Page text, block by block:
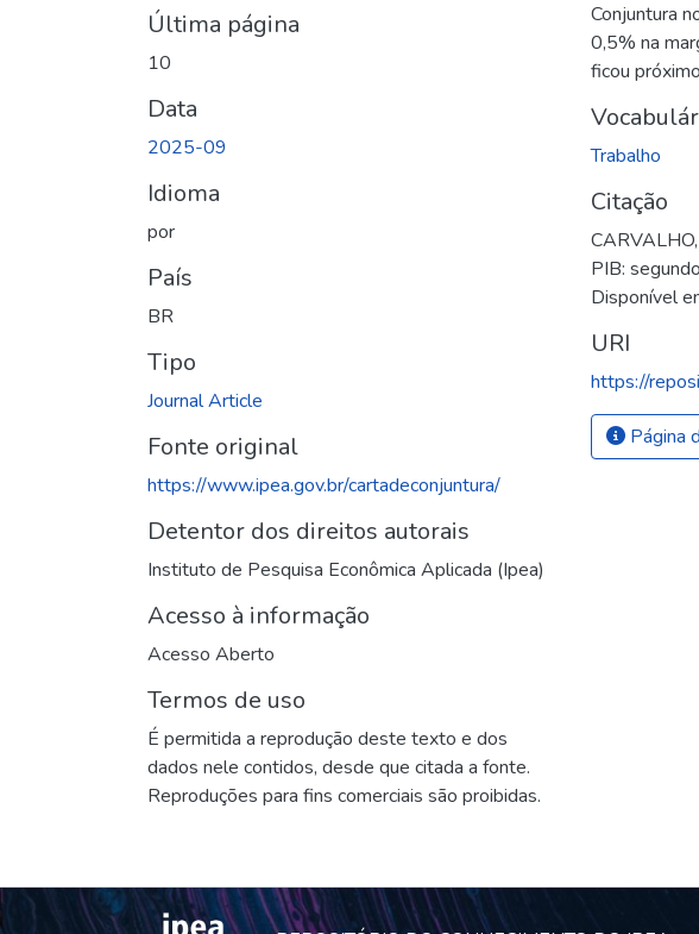
Última página
10
Data
2025-09
Idioma
por
País
BR
Tipo
Journal Article
Fonte original
https://www.ipea.gov.br/cartadeconjuntura/
Detentor dos direitos autorais
Instituto de Pesquisa Econômica Aplicada (Ipea)
Acesso à informação
Acesso Aberto
Termos de uso
É permitida a reprodução deste texto e dos
dados nele contidos, desde que citada a fonte.
Reproduções para fins comerciais são proibidas.
Conjuntura
0,5% na
ficou
Trabalho
Citação
PIB:
Disponível
URI
https://
Página